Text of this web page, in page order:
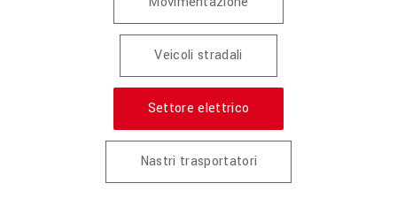
Veicoli stradali
Settore elettrico
Nastri trasportatori